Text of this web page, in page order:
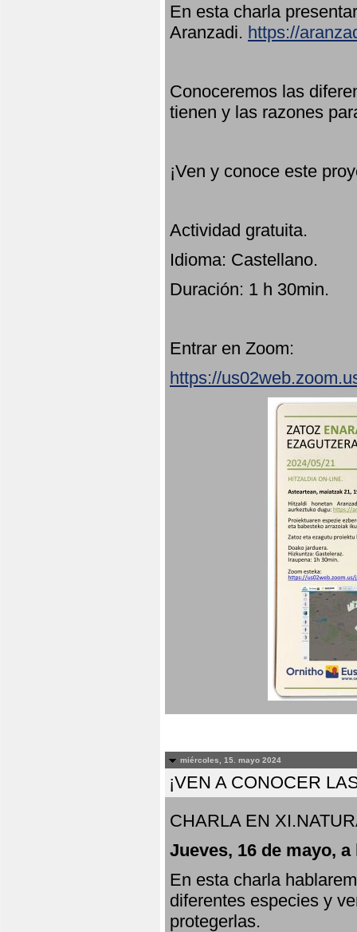
En esta charla
Aranzadi. https://
Conoceremos las
tienen y las razones
¡Ven y conoce este
Actividad gratuita.
Idioma: Castellano.
Duración: 1 h 30min.
Entrar en Zoom:
https://
miércoles, 15. mayo 2024
¡VEN A CONOCER
CHARLA EN
Jueves, 16 de mayo,
En esta charla
diferentes especies y
protegerlas.